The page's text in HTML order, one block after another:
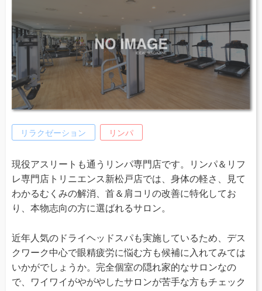
リラクゼーション リンパ
現役アスリートも通うリンパ専門店です。リンパ＆リフ
レ専門店トリニエンス新松戸店では、身体の軽さ、見て
わかるむくみの解消、首＆肩コリの改善に特化してお
り、本物志向の方に選ばれるサロン。
近年人気のドライヘッドスパも実施しているため、デス
クワーク中心で眼精疲労に悩む方も候補に入れてみては
いかがでしょうか。完全個室の隠れ家的なサロンなの
で、ワイワイがやがやしたサロンが苦手な方もチェック